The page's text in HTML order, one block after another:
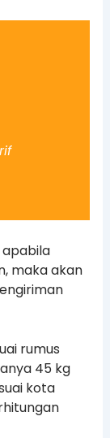
maka akan
rumus
45 kg
kota